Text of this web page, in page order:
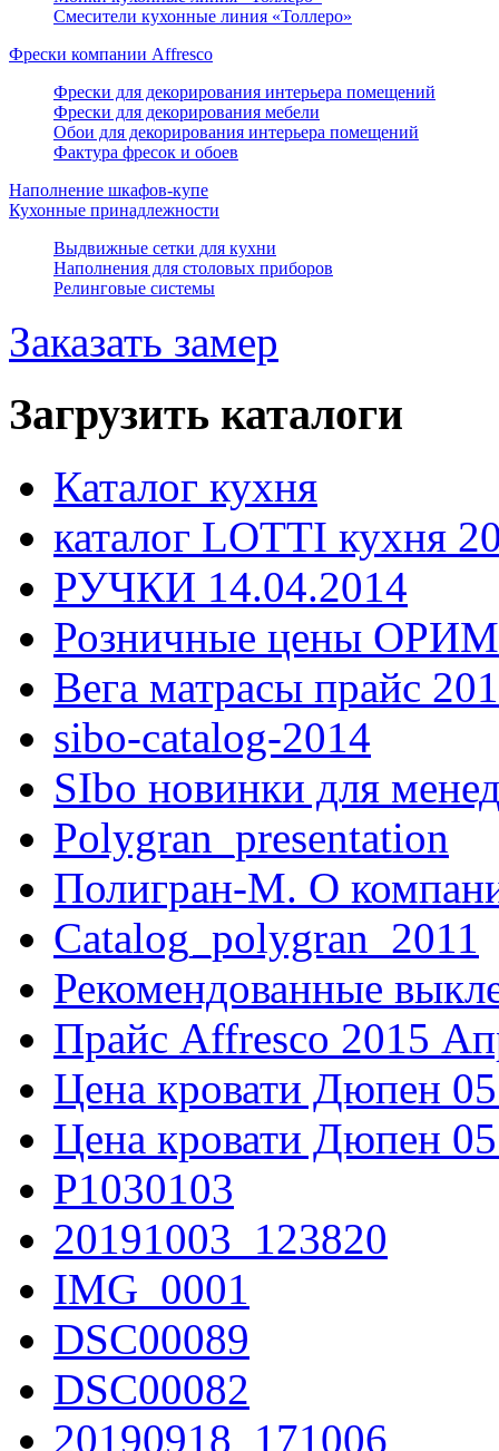
Смесители кухонные линия «Толлеро»
Фрески компании Affresco
Фрески для декорирования интерьера помещений
Фрески для декорирования мебели
Обои для декорирования интерьера помещений
Фактура фресок и обоев
Наполнение шкафов-купе
Кухонные принадлежности
Выдвижные сетки для кухни
Наполнения для столовых приборов
Релинговые системы
Заказать замер
Загрузить каталоги
Каталог кухня
каталог LOTTI кухня
РУЧКИ 14.04.2014
Розничные цены
Вега матрасы прайс
sibo-catalog-2014
SIbo новинки для
Polygran_presentation
Полигран-М. О
Catalog_polygran_2011
Рекомендованные
Прайс Affresco 2015
Цена кровати Дюпен
Цена кровати Дюпен
P1030103
20191003_123820
IMG_0001
DSC00089
DSC00082
20190918_171006